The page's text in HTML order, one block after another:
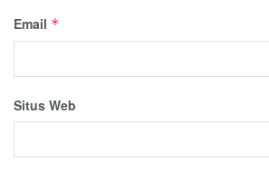
Email *
Situs Web